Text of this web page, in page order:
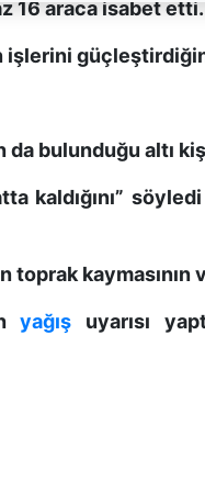
16 araca isabet etti.
işlerini
da bulunduğu altı
kaldığını”
kaymasının
yağış uyarısı